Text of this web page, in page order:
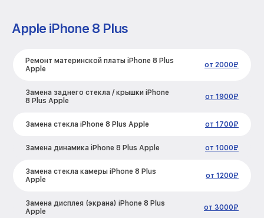
Apple iPhone 8 Plus
Ремонт материнской платы iPhone 8 Plus
Apple
от 2000₽
Замена заднего стекла / крышки iPhone
8 Plus Apple
от 1900₽
Замена стекла iPhone 8 Plus Apple от 1700₽
Замена динамика iPhone 8 Plus Apple от 1000₽
Замена стекла камеры iPhone 8 Plus
Apple
от 1200₽
Замена дисплея (экрана) iPhone 8 Plus
Apple
от 3000₽